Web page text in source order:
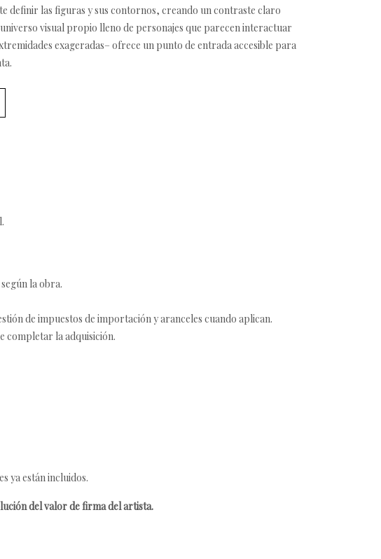
definir las figuras y sus contornos, creando un contraste claro
visual propio lleno de personajes que parecen interactuar
exageradas– ofrece un punto de entrada accesible para
la obra.
de impuestos de importación y aranceles cuando aplican.
completar la adquisición.
ya están incluidos.
del valor de firma del artista.